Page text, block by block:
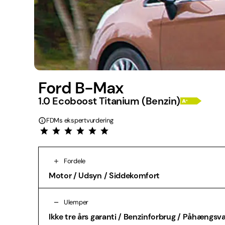
Ford B-Max
1.0 Ecoboost Titanium (Benzin)
FDMs ekspertvurdering
Fordele
Motor / Udsyn / Siddekomfort
Ulemper
Ikke tre års garanti / Benzinforbrug /